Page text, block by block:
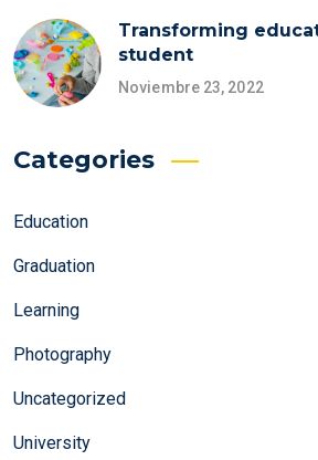
Transforming
student
Noviembre 23, 2022
Categories
Education
Graduation
Learning
Photography
Uncategorized
University